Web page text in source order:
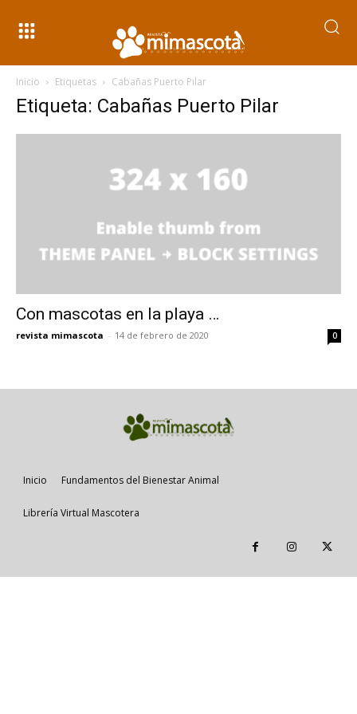
Inicio Etiquetas Cabañas Puerto Pilar
Etiqueta: Cabañas Puerto Pilar
Con mascotas en la playa …
revista mimascota - 14 de febrero de 2020 0
Inicio Fundamentos del Bienestar Animal
Librería Virtual Mascotera